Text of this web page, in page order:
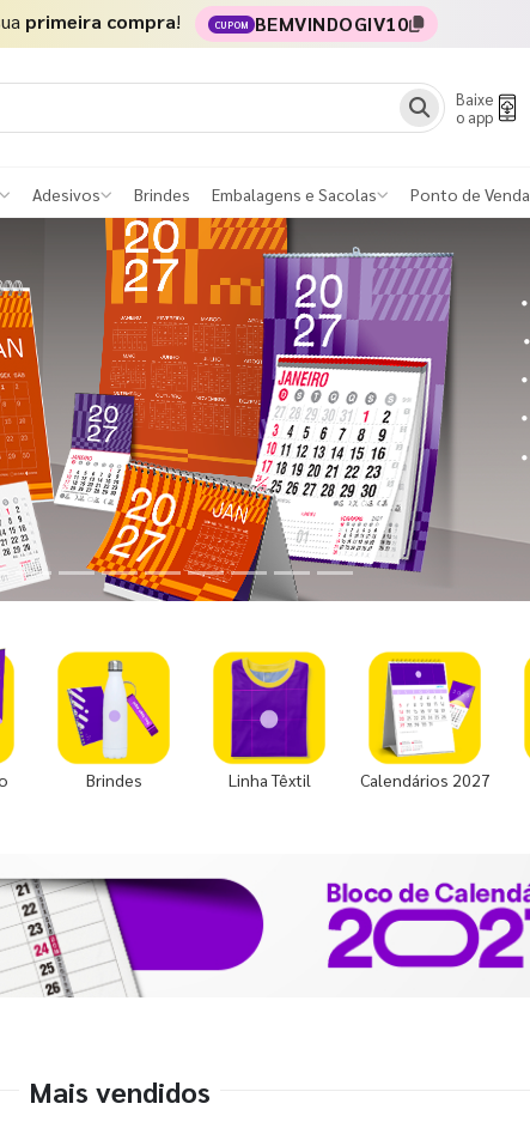
primeira compra! CUPOM BEMVINDOGIV10
Baixe
o app
Adesivos Brindes Embalagens e Sacolas Ponto de Venda
Brindes Linha Têxtil Calendários 2027
Mais vendidos